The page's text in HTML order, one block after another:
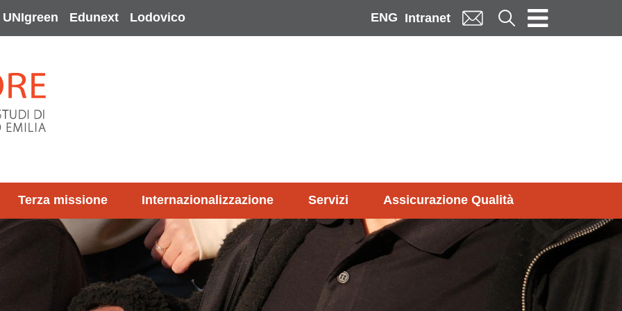
UNIgreen Edunext Lodovico ENG Intranet Cerca
Terza missione Internazionalizzazione Servizi
Assicurazione Qualità